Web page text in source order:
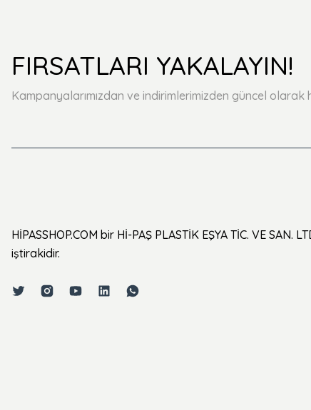
FIRSATLARI YAKALAYIN!
Kampanyalarımızdan ve indirimlerimizden güncel olarak
HİPASSHOP.COM bir Hİ-PAŞ PLASTİK EŞYA TİC. VE SAN.
iştirakidir.